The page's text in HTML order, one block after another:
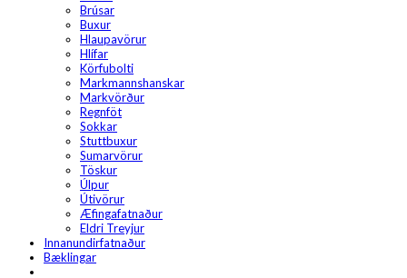
Brúsar
Buxur
Hlaupavörur
Hlífar
Körfubolti
Markmannshanskar
Markvörður
Regnföt
Sokkar
Stuttbuxur
Sumarvörur
Töskur
Úlpur
Útivörur
Æfingafatnaður
Eldri Treyjur
Innanundirfatnaður
Bæklingar